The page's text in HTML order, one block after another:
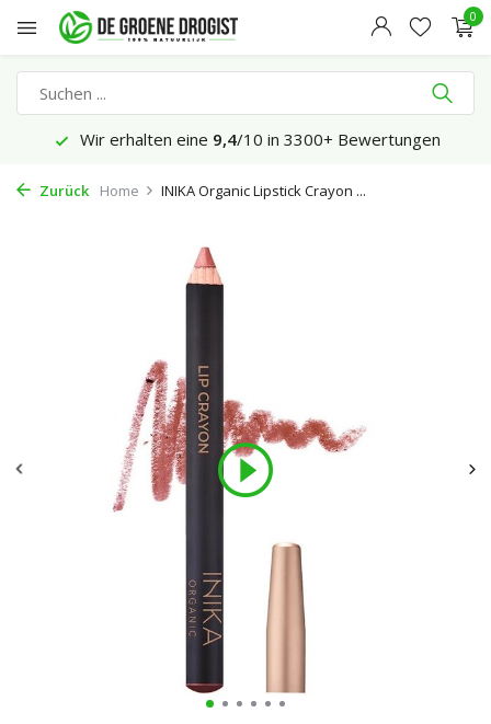
0
Wir erhalten eine 9,4/10 in 3300+ Bewertungen
Zurück Home INIKA Organic Lipstick Crayon ...